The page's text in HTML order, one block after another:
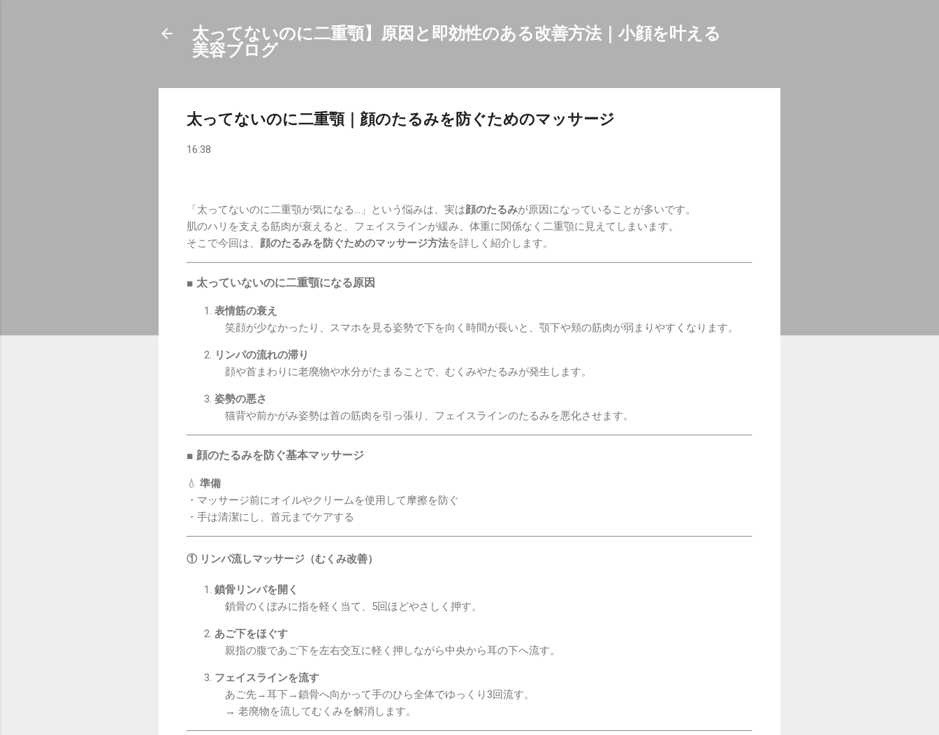
太ってないのに二重顎】原因と即効性のある改善方法｜小顔を叶える
美容ブログ
太ってないのに二重顎｜顔のたるみを防ぐためのマッサージ
16:38
「太ってないのに二重顎が気になる…」という悩みは、実は顔のたるみが原因になっていることが多いです。
肌のハリを支える筋肉が衰えると、フェイスラインが緩み、体重に関係なく二重顎に見えてしまいます。
そこで今回は、 顔のたるみを防ぐためのマッサージ方法を詳しく紹介します。
■ 太っていないのに二重顎になる原因
表情筋の衰え
笑顔が少なかったり、スマホを見る姿勢で下を向く時間が長いと、顎下や頬の筋肉が弱まりやすくなります。
リンパの流れの滞り
顔や首まわりに老廃物や水分がたまることで、むくみやたるみが発生します。
姿勢の悪さ
猫背や前かがみ姿勢は首の筋肉を引っ張り、フェイスラインのたるみを悪化させます。
■ 顔のたるみを防ぐ基本マッサージ
💧 準備
・マッサージ前にオイルやクリームを使用して摩擦を防ぐ
・手は清潔にし、首元までケアする
① リンパ流しマッサージ（むくみ改善）
鎖骨リンパを開く
鎖骨のくぼみに指を軽く当て、5回ほどやさしく押す。
あご下をほぐす
親指の腹であご下を左右交互に軽く押しながら中央から耳の下へ流す。
フェイスラインを流す
あご先→耳下→鎖骨へ向かって手のひら全体でゆっくり3回流す。
→ 老廃物を流してむくみを解消します。